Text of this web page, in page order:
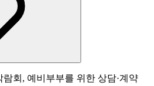
회, 예비부부를 위한 상담·계약